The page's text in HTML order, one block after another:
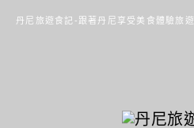
丹尼旅遊食記-跟著丹尼享受美食體驗旅遊